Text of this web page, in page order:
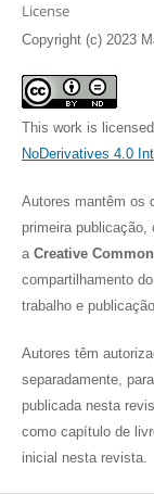
License
Copyright (c) 2023
This work is
NoDerivatives 4.0
Autores mantêm os
primeira
a Creative
compartilhamento
trabalho e
Autores têm
separadamente,
publicada nesta
como capítulo de
inicial nesta revista.